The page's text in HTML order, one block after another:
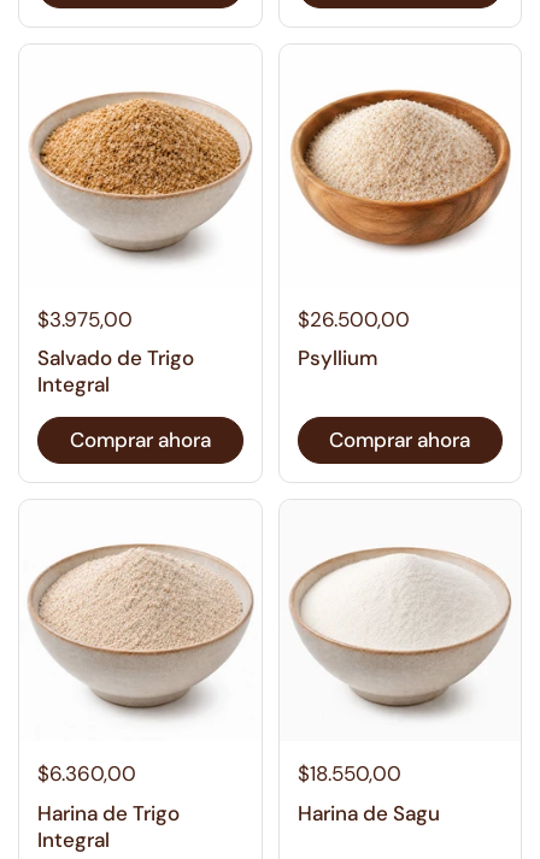
$3.975,00
Salvado de Trigo
Integral
Comprar ahora
$26.500,00
Psyllium
Comprar ahora
$6.360,00
Harina de Trigo
Integral
$18.550,00
Harina de Sagu